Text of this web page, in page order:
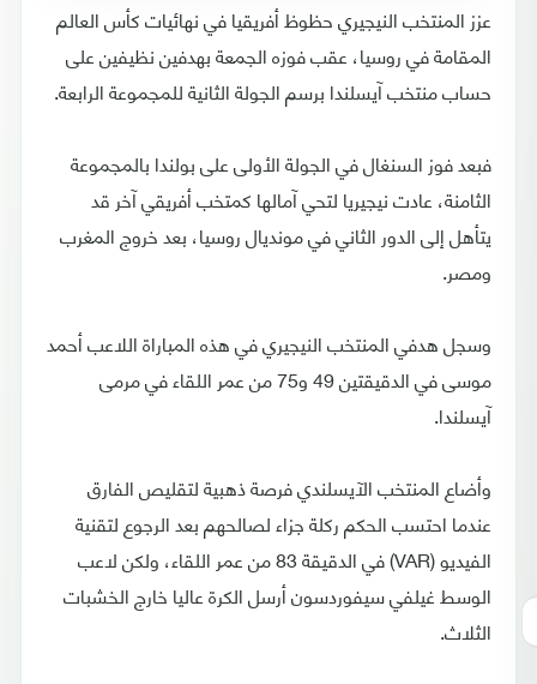
عزز المنتخب النيجيري حظوظ أفريقيا في نهائيات كأس العالم
المقامة في روسيا، عقب فوزه الجمعة بهدفين نظيفين على
حساب منتخب آيسلندا برسم الجولة الثانية للمجموعة الرابعة.
فبعد فوز السنغال في الجولة الأولى على بولندا بالمجموعة
الثامنة، عادت نيجيريا لتحي آمالها كمتخب أفريقي آخر قد
يتأهل إلى الدور الثاني في مونديال روسيا، بعد خروج المغرب
ومصر.
وسجل هدفي المنتخب النيجيري في هذه المباراة اللاعب أحمد
موسى في الدقيقتين 49 و75 من عمر اللقاء في مرمى
آيسلندا.
وأضاع المنتخب الآيسلندي فرصة ذهبية لتقليص الفارق
عندما احتسب الحكم ركلة جزاء لصالحهم بعد الرجوع لتقنية
الفيديو (VAR) في الدقيقة 83 من عمر اللقاء، ولكن لاعب
الوسط غيلفي سيفوردسون أرسل الكرة عاليا خارج الخشبات
الثلاث.